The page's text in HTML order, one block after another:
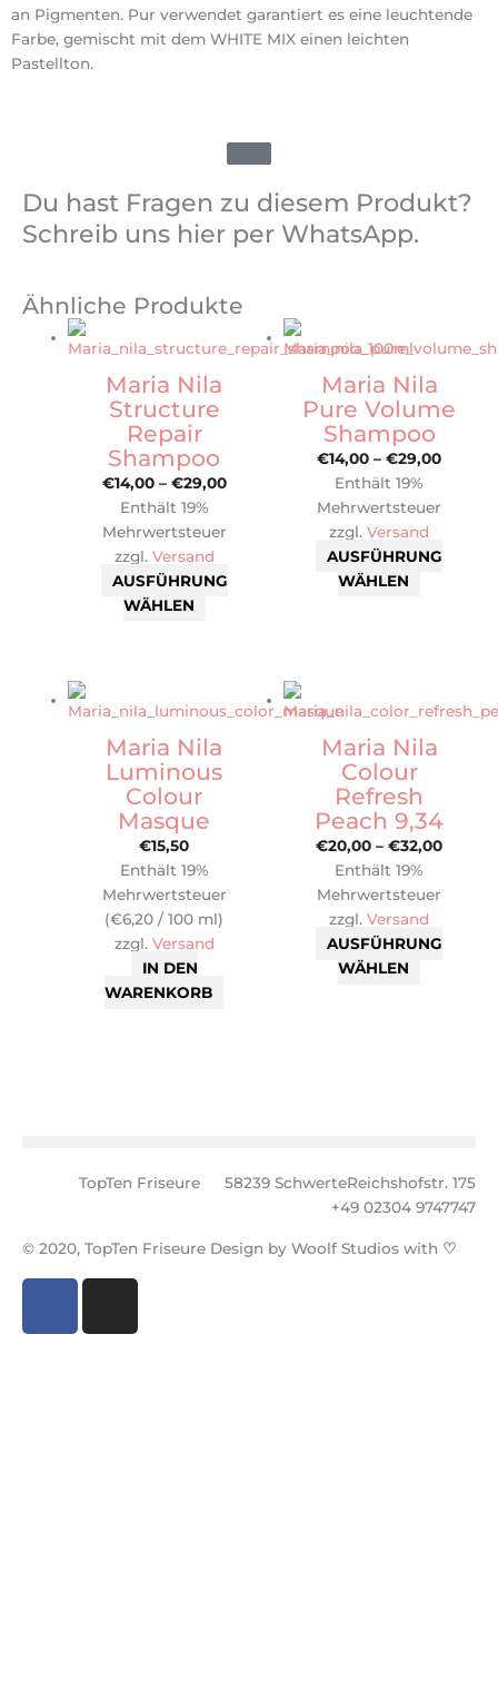
an Pigmenten. Pur verwendet garantiert es eine leuchtende
Farbe, gemischt mit dem WHITE MIX einen leichten
Pastellton.
Du hast Fragen zu diesem Produkt?
Schreib uns hier per WhatsApp.
Ähnliche Produkte
Maria Nila
Structure
Repair
Shampoo
€14,00 – €29,00
Preisspanne:
€14,00
Enthält 19%
Mehrwertsteuer
zzgl. Versand
AUSFÜHRUNG
WÄHLEN
Produkt
weist
mehrere
auf.
Die
Optionen
können
auf
der
Maria Nila
Pure Volume
Shampoo
€14,00 –€29,00
€14,00
€29,00
Enthält 19%
Mehrwertsteuer
zzgl.Versand
AUSFÜHRUNG
WÄHLEN
Produkt
weist
mehrere
Varianten
auf.
Die
Optionen
können
auf
Maria Nila
Luminous
Colour
Masque
€15,50
Enthält 19%
Mehrwertsteuer
(€6,20 / 100 ml)
zzgl. Versand
IN DEN
WARENKORB
Maria Nila
Colour
Refresh
Peach 9,34
€20,00 –€32,00
€20,00
Enthält 19%
Mehrwertsteuer
zzgl.Versand
AUSFÜHRUNG
WÄHLEN
Produkt
weist
Varianten
auf.
Die
Optionen
können
auf
der
TopTen Friseure 58239 SchwerteReichshofstr. 175
+49 02304 9747747
© 2020, TopTen Friseure Design by Woolf Studios with ♡